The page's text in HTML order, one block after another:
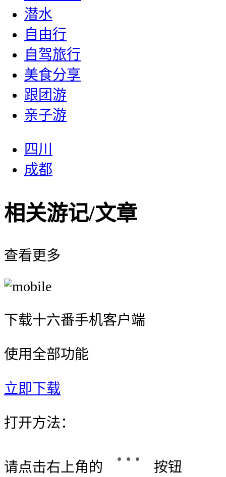
潜水
自由行
自驾旅行
美食分享
跟团游
亲子游
四川
成都
相关游记/文章
查看更多
下载十六番手机客户端
使用全部功能
立即下载
打开方法：
请点击右上角的 按钮